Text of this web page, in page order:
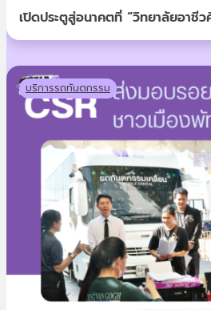
เปิดประตูสู่อนาคตที่ “วิทยาลัยอาชี
U DENTAL พาอาชีพ “ผู้ช่วยทันตก
บริการรถทันตกรรม